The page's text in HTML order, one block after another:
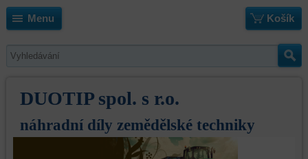
Menu Košík
DUOTIP spol. s r.o.
náhradní díly zemědělské techniky